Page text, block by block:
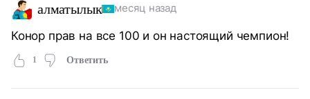
алматылык месяц назад
Конор прав на все 100 и он настоящий чемпион!
1 Ответить